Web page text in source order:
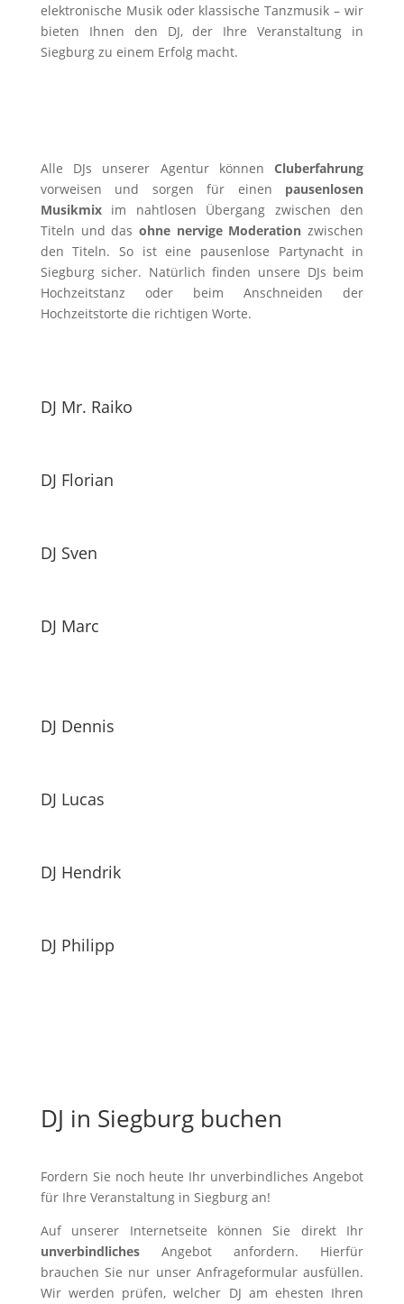
elektronische Musik oder klassische Tanzmusik – wir
bieten Ihnen den DJ, der Ihre Veranstaltung in
Siegburg zu einem Erfolg macht.
Alle DJs unserer Agentur könnenCluberfahrung
vorweisen und sorgen für einen pausenlosen
Musikmixim nahtlosen Übergang zwischen den
Titeln und das ohne nervige Moderation zwischen
den Titeln. So ist eine pausenlose Partynacht in
Siegburg sicher. Natürlich finden unsere DJs beim
Hochzeitstanz oder beim Anschneiden der
Hochzeitstorte die richtigen Worte.
DJ Mr. Raiko
DJ Florian
DJ Sven
DJ Marc
DJ Dennis
DJ Lucas
DJ Hendrik
DJ Philipp
DJ in Siegburg buchen
Fordern Sie noch heute Ihr unverbindliches Angebot
für Ihre Veranstaltung in Siegburg an!
Auf unserer Internetseite können Sie direkt Ihr
unverbindlichesAngebot anfordern. Hierfür
brauchen Sie nur unser Anfrageformular ausfüllen.
Wir werden prüfen, welcher DJ am ehesten Ihren